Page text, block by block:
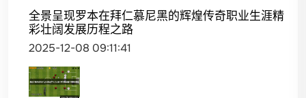
全景呈现罗本在拜仁慕尼黑的辉煌传奇职业生涯精
彩壮阔发展历程之路
2025-12-08 09:11:41